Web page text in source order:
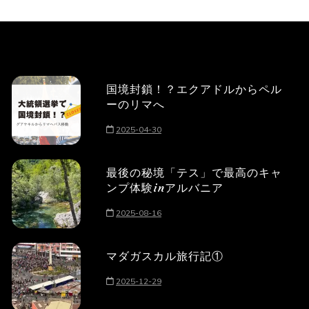
国境封鎖！？エクアドルからペル
ーのリマへ
2025-04-30
最後の秘境「テス」で最高のキャ
ンプ体験inアルバニア
2025-08-16
マダガスカル旅行記①
2025-12-29